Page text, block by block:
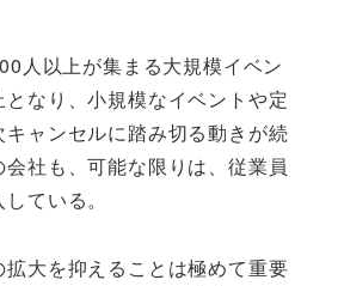
人以上が集まる大規模イベン
となり、小規模なイベントや定
ャンセルに踏み切る動きが続
社も、可能な限りは、従業員
ている。
拡大を抑えることは極めて重要